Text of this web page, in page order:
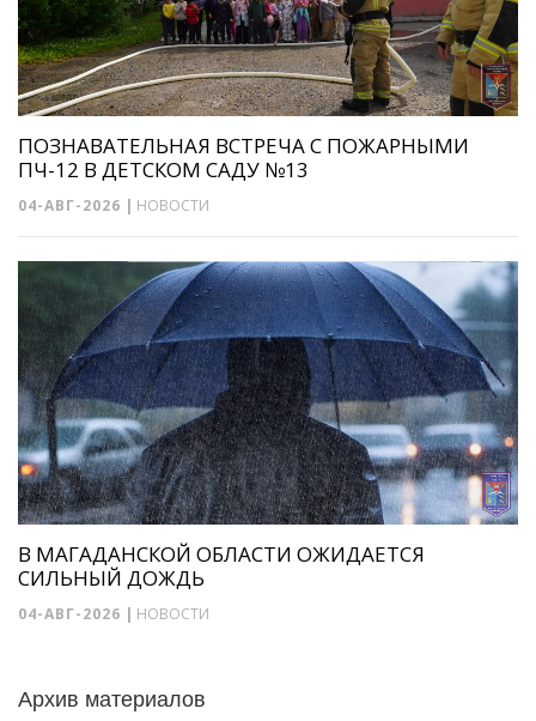
ПОЗНАВАТЕЛЬНАЯ ВСТРЕЧА С ПОЖАРНЫМИ
ПЧ-12 В ДЕТСКОМ САДУ №13
04-АВГ-2026 | НОВОСТИ
В МАГАДАНСКОЙ ОБЛАСТИ ОЖИДАЕТСЯ
СИЛЬНЫЙ ДОЖДЬ
04-АВГ-2026 | НОВОСТИ
Архив материалов